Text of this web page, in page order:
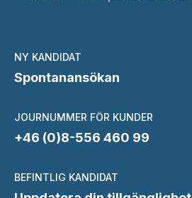
NY KANDIDAT
Spontanansökan
JOURNUMMER FÖR KUNDER
+46 (0)8-556 460 99
BEFINTLIG KANDIDAT